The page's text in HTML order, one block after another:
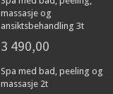
massasje og
ansiktsbehandling 3t
3 490,00
Spa med bad, peeling og
massasje 2t